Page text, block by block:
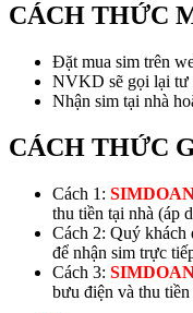
CÁCH THỨC
Đặt mua sim trên
NVKD sẽ gọi lại tư
Nhận sim tại nhà
CÁCH THỨC
Cách 1:
thu tiền tại nhà (áp
Cách 2: Quý khách
để nhận sim trực
Cách 3:
bưu điện và thu tiền